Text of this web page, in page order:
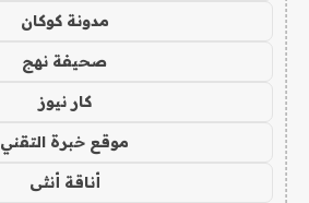
مدونة كوكان
صحيفة نهج
كار نيوز
موقع خبرة التقني
أناقة أنثى